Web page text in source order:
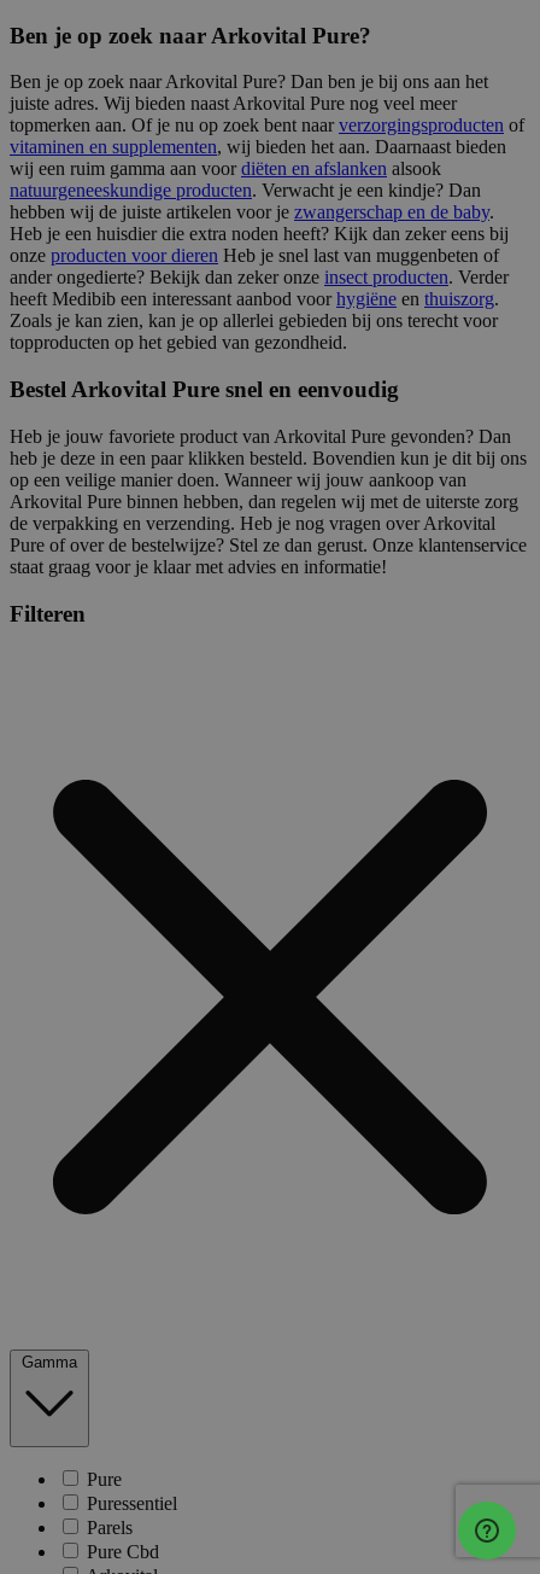
Ben je op zoek naar Arkovital Pure?
Ben je op zoek naar Arkovital Pure? Dan ben je bij ons aan het
juiste adres. Wij bieden naast Arkovital Pure nog veel meer
topmerken aan. Of je nu op zoek bent naarverzorgingsproducten of
vitaminen en supplementen, wij bieden het aan. Daarnaast bieden
wij een ruim gamma aan voordiëten en afslanken alsook
natuurgeneeskundige producten. Verwacht je een kindje? Dan
hebben wij de juiste artikelen voor je zwangerschap en de baby.
Heb je een huisdier die extra noden heeft? Kijk dan zeker eens bij
onze producten voor dieren Heb je snel last van muggenbeten of
ander ongedierte? Bekijk dan zeker onze insect producten. Verder
heeft Medibib een interessant aanbod voorhygiëne en thuiszorg.
Zoals je kan zien, kan je op allerlei gebieden bij ons terecht voor
topproducten op het gebied van gezondheid.
Bestel Arkovital Pure snel en eenvoudig
Heb je jouw favoriete product van Arkovital Pure gevonden? Dan
heb je deze in een paar klikken besteld. Bovendien kun je dit bij ons
op een veilige manier doen. Wanneer wij jouw aankoop van
Arkovital Pure binnen hebben, dan regelen wij met de uiterste zorg
de verpakking en verzending. Heb je nog vragen over Arkovital
Pure of over de bestelwijze? Stel ze dan gerust. Onze klantenservice
staat graag voor je klaar met advies en informatie!
Filteren
Gamma
Pure
Puressentiel
Parels
Pure Cbd